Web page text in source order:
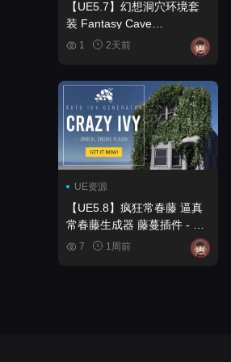
【UE5.7】幻想洞穴环境套
装 Fantasy Cave
Environment Set
1 2天前
UE资源
【UE5.8】疯狂常春藤 逼真
常春藤生成器 藤蔓插件 - 在
编辑器中生长程序化植物
7 1周前